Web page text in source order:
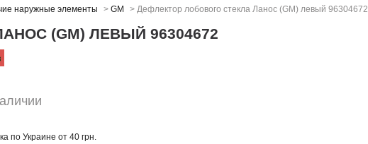
наружные элементы > GM > Дефлектор лобового стекла Ланос (GM) левый 96304672
(GM) ЛЕВЫЙ 96304672
по Украине от 40 грн.